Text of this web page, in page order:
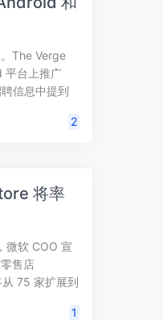
The Verge
平台上推广
信息中提到
2
将率
微软 COO 宣
售店
75 家扩展到
1